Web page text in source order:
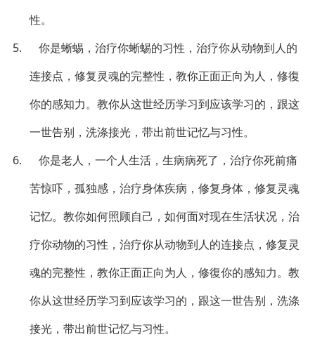
性。
5. 你是蜥蜴，治疗你蜥蜴的习性，治疗你从动物到人的
连接点，修复灵魂的完整性，教你正面正向为人，修復
你的感知力。教你从这世经历学习到应该学习的，跟这
一世告别，洗涤接光，带出前世记忆与习性。
6. 你是老人，一个人生活，生病病死了，治疗你死前痛
苦惊吓，孤独感，治疗身体疾病，修复身体，修复灵魂
记忆。教你如何照顾自己，如何面对现在生活状况，治
疗你动物的习性，治疗你从动物到人的连接点，修复灵
魂的完整性，教你正面正向为人，修復你的感知力。教
你从这世经历学习到应该学习的，跟这一世告别，洗涤
接光，带出前世记忆与习性。